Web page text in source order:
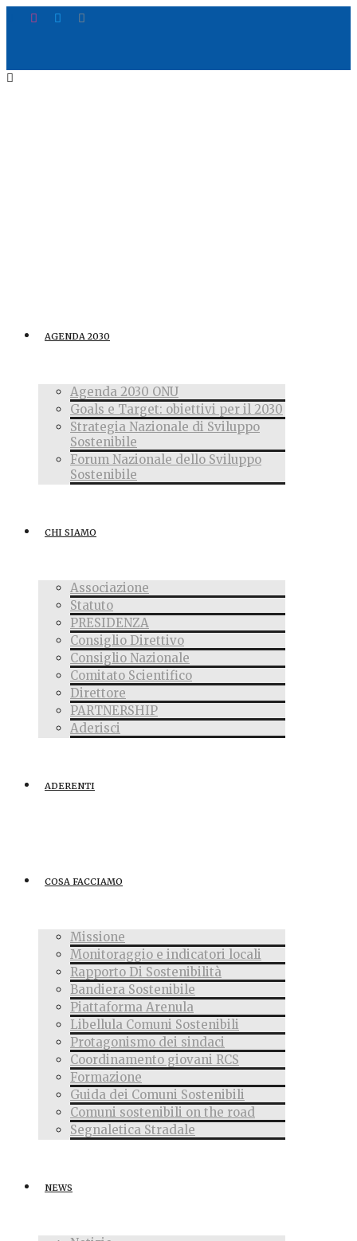
AGENDA 2030
Agenda 2030 ONU
Goals e Target: obiettivi per il 2030
Strategia Nazionale di Sviluppo
Sostenibile
Forum Nazionale dello Sviluppo
Sostenibile
CHI SIAMO
Associazione
Statuto
PRESIDENZA
Consiglio Direttivo
Consiglio Nazionale
Comitato Scientifico
Direttore
PARTNERSHIP
Aderisci
ADERENTI
COSA FACCIAMO
Missione
Monitoraggio e indicatori locali
Rapporto Di Sostenibilità
Bandiera Sostenibile
Piattaforma Arenula
Libellula Comuni Sostenibili
Protagonismo dei sindaci
Coordinamento giovani RCS
Formazione
Guida dei Comuni Sostenibili
Comuni sostenibili on the road
Segnaletica Stradale
NEWS